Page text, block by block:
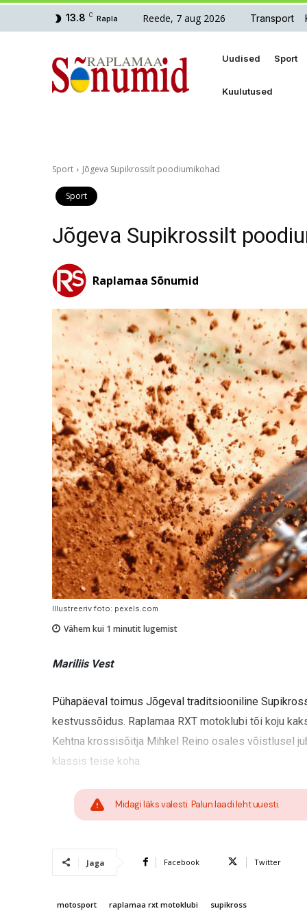
13.8 C Rapla Reede, 7 aug 2026 Transport
Uudised Sport
Kuulutused
Sport Jõgeva Supikrossilt poodiumikohad
Sport
Jõgeva Supikrossilt
Raplamaa Sõnumid
Illustreeriv foto: pexels.com
Vähem kui 1 minutit lugemist
Mariliis Vest
Pühapäeval toimus Jõgeval traditsiooniline
kestvussõidus. Raplamaa RXT motoklubi tõi koju
Kehtna krossisõitja Mihkel Reino osales võistlusel
klassis teise koha.
Midagi läks valesti. Palun laadi leht uuesti.
Jaga Facebook Twitter
motosport raplamaa rxt motoklubi supikross